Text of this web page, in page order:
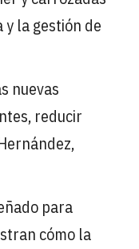
la gestión de
nuevas
reducir
para
cómo la